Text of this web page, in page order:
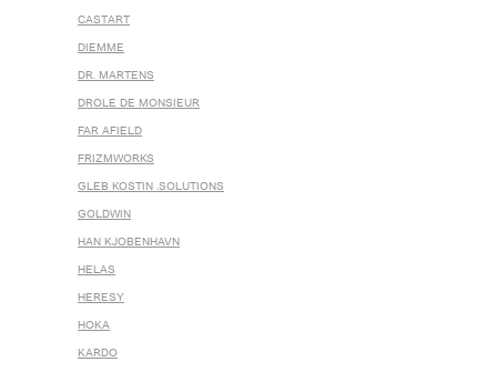
CASTART
DIEMME
DR. MARTENS
DROLE DE MONSIEUR
FAR AFIELD
FRIZMWORKS
GLEB KOSTIN .SOLUTIONS
GOLDWIN
HAN KJOBENHAVN
HELAS
HERESY
HOKA
KARDO